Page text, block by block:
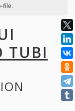
file.
TUBI